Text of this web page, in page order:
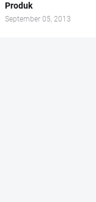
Produk
September 05, 2013